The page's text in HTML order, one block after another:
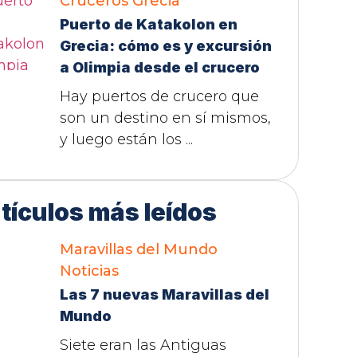
Puerto de Katakolon en
Grecia: cómo es y excursión
a Olimpia desde el crucero
Hay puertos de crucero que
son un destino en sí mismos,
y luego están los ...
más leídos
Maravillas del Mundo
Noticias
Las 7 nuevas Maravillas del
Mundo
Siete eran las Antiguas